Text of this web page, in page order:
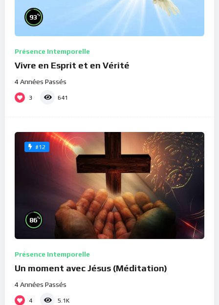
93%
Présence Intemporelle
Vivre en Esprit et en Vérité
4 Années Passés
3 641
#12
86%
Présence Intemporelle
Un moment avec Jésus (Méditation)
4 Années Passés
4 5.1K